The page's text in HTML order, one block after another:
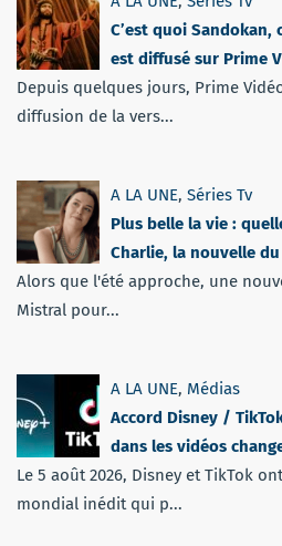
C’est quoi
est diffusé sur Prime
Depuis quelques jours, Prime
diffusion de la vers...
A LA UNE, Séries Tv
Plus belle la vie :
Charlie, la nouvelle
Alors que l'été approche, une
Mistral pour...
A LA UNE, Médias
Accord Disney /
dans les vidéos
Le 5 août 2026, Disney et TikTok
mondial inédit qui p...